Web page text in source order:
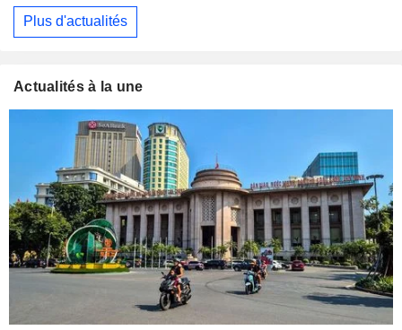
Plus d'actualités
Actualités à la une